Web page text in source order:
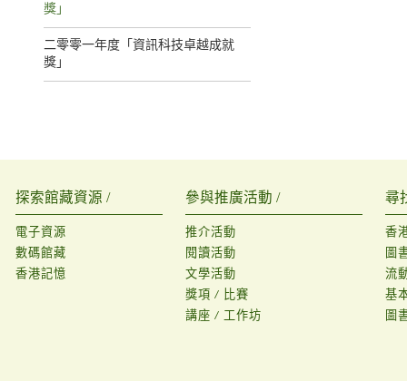
獎」
二零零一年度「資訊科技卓越成就
獎」
探索館藏資源 /
電子資源
數碼館藏
香港記憶
參與推廣活動 /
推介活動
閱讀活動
文學活動
獎項 / 比賽
講座 / 工作坊
尋
香
圖
流
基
圖